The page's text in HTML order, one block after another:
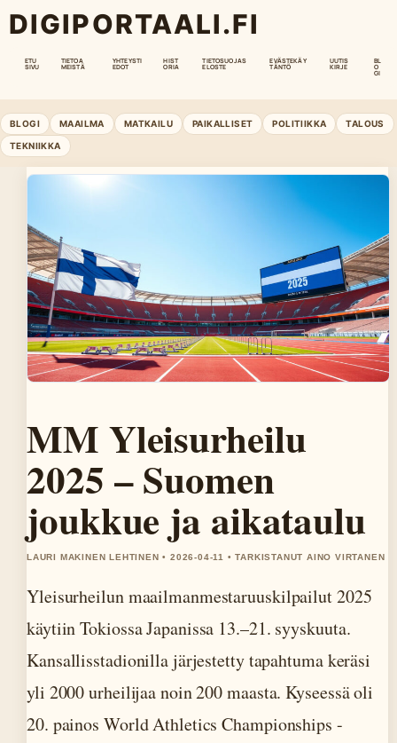
DIGIPORTAALI.FI
ETU
SIVU
TIETOA
MEISTÄ
YHTEYSTI
EDOT
HIST
ORIA
TIETOSUOJAS
ELOSTE
EVÄSTEKÄY
TÄNTÖ
UUTIS
KIRJE
BL
O
GI
BLOGI MAAILMA MATKAILU PAIKALLISET POLITIIKKA TALOUS
TEKNIIKKA
MM Yleisurheilu
2025 – Suomen
joukkue ja aikataulu
LAURI MAKINEN LEHTINEN • 2026-04-11 • TARKISTANUT AINO VIRTANEN
Yleisurheilun maailmanmestaruuskilpailut 2025
käytiin Tokiossa Japanissa 13.–21. syyskuuta.
Kansallisstadionilla järjestetty tapahtuma keräsi
yli 2000 urheilijaa noin 200 maasta. Kyseessä oli
20. painos World Athletics Championships -